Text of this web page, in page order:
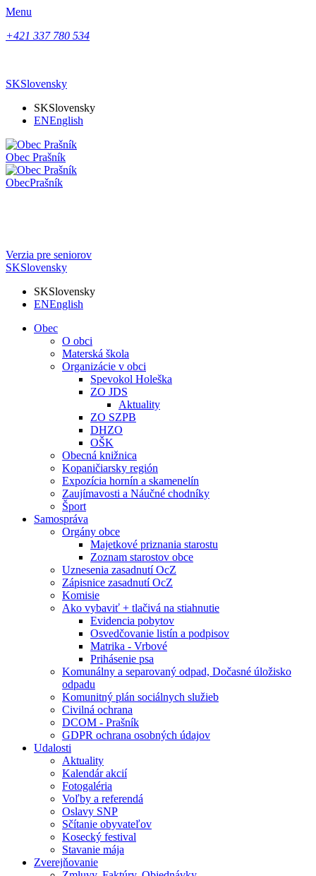
Menu
+421 337 780 534
SKSlovensky
SKSlovensky
ENEnglish
Obec Prašník
ObecPrašník
Verzia pre seniorov
SKSlovensky
SKSlovensky
ENEnglish
Obec
O obci
Materská škola
Organizácie v obci
Spevokol Holeška
ZO JDS
Aktuality
ZO SZPB
DHZO
OŠK
Obecná knižnica
Kopaničiarsky región
Expozícia hornín a skamenelín
Zaujímavosti a Náučné chodníky
Šport
Samospráva
Orgány obce
Majetkové priznania starostu
Zoznam starostov obce
Uznesenia zasadnutí OcZ
Zápisnice zasadnutí OcZ
Komisie
Ako vybaviť + tlačivá na stiahnutie
Evidencia pobytov
Osvedčovanie listín a podpisov
Matrika - Vrbové
Prihásenie psa
Komunálny a separovaný odpad, Dočasné úložisko
odpadu
Komunitný plán sociálnych služieb
Civilná ochrana
DCOM - Prašník
GDPR ochrana osobných údajov
Udalosti
Aktuality
Kalendár akcií
Fotogaléria
Voľby a referendá
Oslavy SNP
Sčítanie obyvateľov
Kosecký festival
Stavanie mája
Zverejňovanie